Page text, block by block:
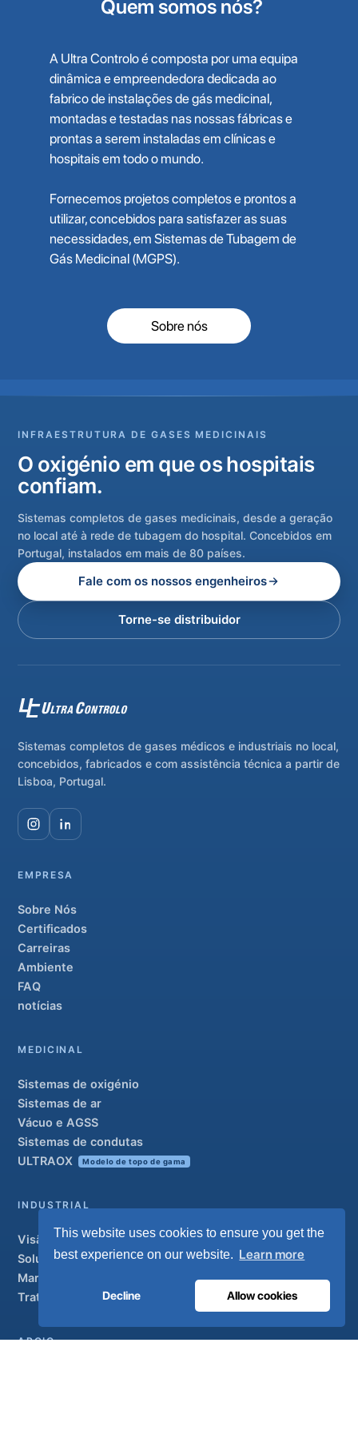
This website uses cookies to ensure you get the
best experience on our website. Learn more
Decline Allow cookies
Quem somos nós?
A Ultra Controlo é composta por uma equipa
dinâmica e empreendedora dedicada ao
fabrico de instalações de gás medicinal,
montadas e testadas nas nossas fábricas e
prontas a serem instaladas em clínicas e
hospitais em todo o mundo.
Fornecemos projetos completos e prontos a
utilizar, concebidos para satisfazer as suas
necessidades, em Sistemas de Tubagem de
Gás Medicinal (MGPS).
Sobre nós
INFRAESTRUTURA DE GASES MEDICINAIS
O oxigénio em que os hospitais
confiam.
Sistemas completos de gases medicinais, desde a geração
no local até à rede de tubagem do hospital. Concebidos em
Portugal, instalados em mais de 80 países.
Fale com os nossos engenheiros
Torne-se distribuidor
Sistemas completos de gases médicos e industriais no local,
concebidos, fabricados e com assistência técnica a partir de
Lisboa, Portugal.
EMPRESA
Sobre Nós
Certificados
Carreiras
Ambiente
FAQ
notícias
MEDICINAL
Sistemas de oxigénio
Sistemas de ar
Vácuo e AGSS
Sistemas de condutas
ULTRAOX
Modelo de topo de gama
INDUSTRIAL
Visão geral
Soluções
Marcas parceiras
Tratamento do ar
APOIO